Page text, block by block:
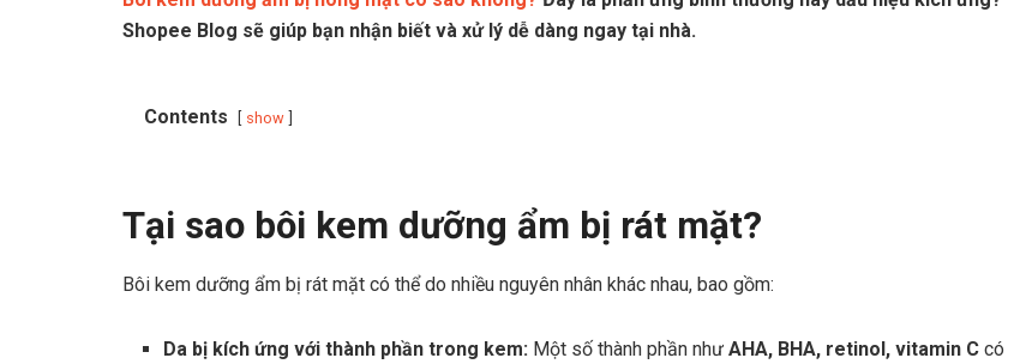
Shopee Blog sẽ giúp bạn nhận biết và xử lý dễ dàng ngay tại nhà.
Contents show
Tại sao bôi kem dưỡng ẩm bị rát mặt?
Bôi kem dưỡng ẩm bị rát mặt có thể do nhiều nguyên nhân khác nhau, bao gồm:
Da bị kích ứng với thành phần trong kem: Một số thành phần nhưAHA, BHA, retinol, vitamin C có